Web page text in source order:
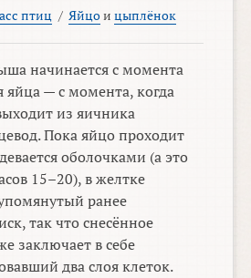
птиц / Яйцоицыплёнок
начинается с момента
яйца — с момента, когда
из яичника
Пока яйцо проходит
оболочками (а это
15–20),в желтке
ранее
так что снесённое
заключает в себе
два слоя клеток.